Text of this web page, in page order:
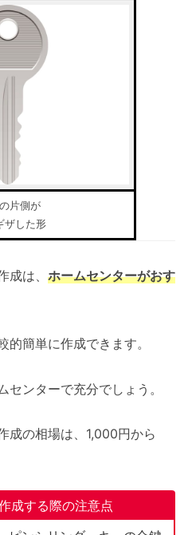
片側が
ザした形
成は、 ホームセンターがおす
的簡単に作成できます。
ンターで充分でしょう。
成の相場は、1,000円から
成する際の注意点